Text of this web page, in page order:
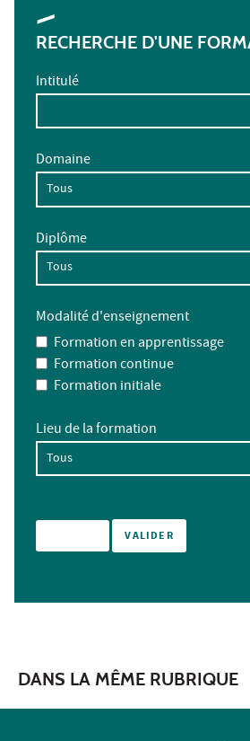
RECHERCHE D'UNE
Intitulé
Domaine
Diplôme
Modalité d'enseignement
Formation en apprentissage
Formation continue
Formation initiale
Lieu de la formation
DANS LA MÊME RUBRIQUE